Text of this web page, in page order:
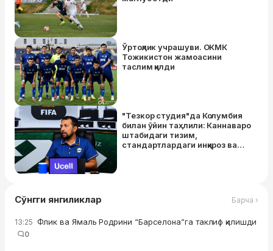
Ўртоқлик учрашуви. ОКМК
Тожикистон жамоасини
таслим қилди
"Тезкор студия"да Колумбия
билан ўйин таҳлили: Каннаваро
штабидаги тизим,
стандартлардаги инқироз ва
Сўнгги янгиликлар Барча ›
13:25 Флик ва Ямаль Родрини “Барселона”га таклиф қилишди
0